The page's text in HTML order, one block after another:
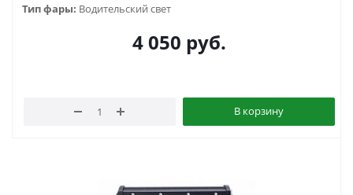
Тип фары: Водительский свет
4 050 руб.
В корзину